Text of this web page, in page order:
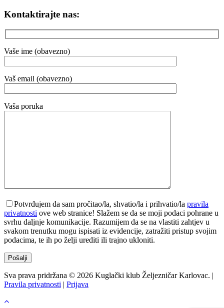
Kontaktirajte nas:
Vaše ime (obavezno)
Vaš email (obavezno)
Vaša poruka
Potvrđujem da sam pročitao/la, shvatio/la i prihvatio/la pravila
privatnosti ove web stranice! Slažem se da se moji podaci pohrane u
svrhu daljnje komunikacije. Razumijem da se na vlastiti zahtjev u
svakom trenutku mogu ispisati iz evidencije, zatražiti pristup svojim
podacima, te ih po želji urediti ili trajno ukloniti.
Sva prava pridržana © 2026 Kuglački klub Željezničar Karlovac. |
Pravila privatnosti | Prijava